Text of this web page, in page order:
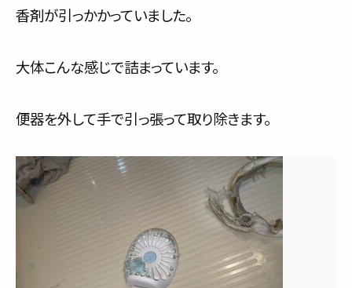
香剤が引っかかっていました。
大体こんな感じで詰まっています。
便器を外して手で引っ張って取り除きます。